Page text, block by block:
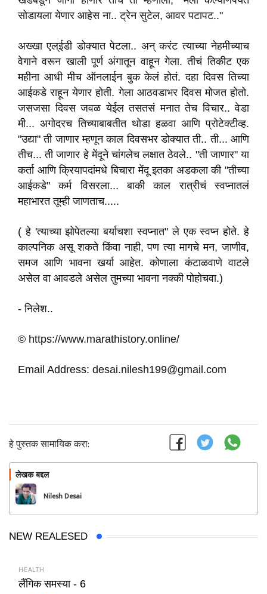
सोडायला येणार आहेस ना.. ट्रेन सुटेल, आवर पटापट.."
अख्खा एल्ईडी डोक्यात पेटला.. अन् करंट त्याच्या नेहमीच्याच
वेगाने वरून खाली पूर्ण अंगातून वाहून गेला. तीचं तिकीट एक
महीना आधी मीच ऑनलाईन बुक केलं होतं. दहा दिवस तिच्या
आईकडे राहून येणार होती. गेला आठवडाभर दिवस मोजत होतो.
जसजसा दिवस जवळ येईल तसतसं मनात तेच विचार.. वेडा
मी... अगोदरच तिच्याबाबतीत थोडा हळवा आणि प्रोटेक्टीव्ह.
"उद्या" ती जाणार म्हणून काल दिवसभर डोक्यात ती.. ती... आणि
तीच... ती जाणार हे मेंदूने चांगलेच लक्षात ठेवले.. "ती जाणार" या
कर्ता आणि क्रियापदांमधे बिचारा मेंदू इतका अडकला की "तीच्या
आईकडे" कर्म विसरला... बाकी काल रात्रीचं स्वप्नातलं
महाभारत तूम्ही जाणताच.....
( हे 'त्याच्या झोपेतल्या बर्याचशा स्वप्नात" ले एक स्वप्न होते. हे
काल्पनिक असू शकते किंवा नाही, पण त्या मागचे मन, जाणीव,
समज आणि भावना खर्या आहेत. कोणाला कंटाळवाणे वाटले
असेल वा आवडले असेल तुमच्या भावना नक्की पोहोचवा.)
- निलेश..
© https://www.marathistory.online/
Email Address: desai.nilesh199@gmail.com
हे पुस्तक सामायिक करा:
लेखक बद्दल
Nilesh Desai
NEW REALESED
HEALTH
लैंगिक समस्या - 6